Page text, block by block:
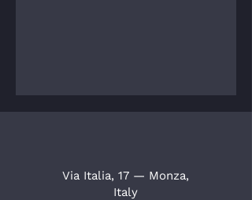
Via Italia, 17 — Monza,
Italy